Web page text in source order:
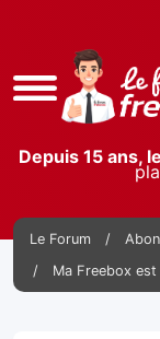
Accès
rapide
Depuis 15 ans,
Le Forum
Ma Freebox